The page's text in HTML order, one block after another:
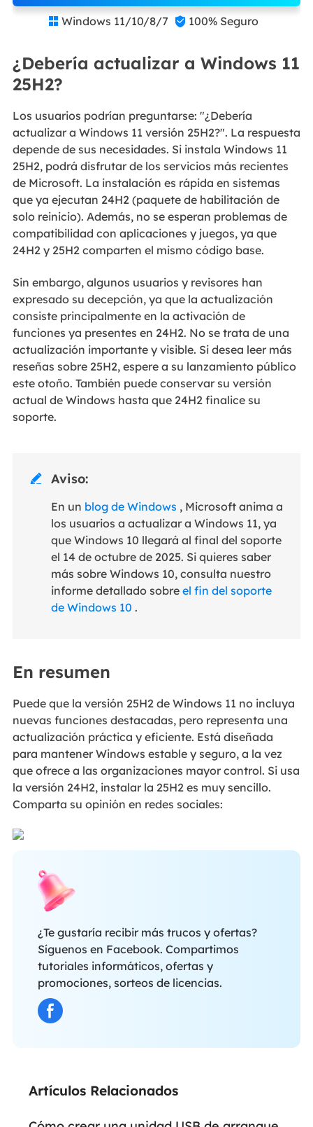
 Windows 11/10/8/7  100% Seguro
¿Debería actualizar a Windows 11
25H2?
Los usuarios podrían preguntarse: "¿Debería
actualizar a Windows 11 versión 25H2?". La respuesta
depende de sus necesidades. Si instala Windows 11
25H2, podrá disfrutar de los servicios más recientes
de Microsoft. La instalación es rápida en sistemas
que ya ejecutan 24H2 (paquete de habilitación de
solo reinicio). Además, no se esperan problemas de
compatibilidad con aplicaciones y juegos, ya que
24H2 y 25H2 comparten el mismo código base.
Sin embargo, algunos usuarios y revisores han
expresado su decepción, ya que la actualización
consiste principalmente en la activación de
funciones ya presentes en 24H2. No se trata de una
actualización importante y visible. Si desea leer más
reseñas sobre 25H2, espere a su lanzamiento público
este otoño. También puede conservar su versión
actual de Windows hasta que 24H2 finalice su
soporte.
 Aviso:
En un blog de Windows , Microsoft anima a
los usuarios a actualizar a Windows 11, ya
que Windows 10 llegará al final del soporte
el 14 de octubre de 2025. Si quieres saber
más sobre Windows 10, consulta nuestro
informe detallado sobre el fin del soporte
de Windows 10 .
En resumen
Puede que la versión 25H2 de Windows 11 no incluya
nuevas funciones destacadas, pero representa una
actualización práctica y eficiente. Está diseñada
para mantener Windows estable y seguro, a la vez
que ofrece a las organizaciones mayor control. Si usa
la versión 24H2, instalar la 25H2 es muy sencillo.
Comparta su opinión en redes sociales:
¿Te gustaría recibir más trucos y ofertas?
Síguenos en Facebook. Compartimos
tutoriales informáticos, ofertas y
promociones, sorteos de licencias.
Artículos Relacionados